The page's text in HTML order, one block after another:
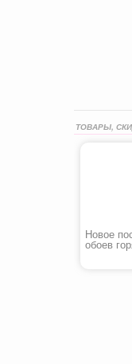
ТОВАРЫ,
Новое
обоев
тиснения